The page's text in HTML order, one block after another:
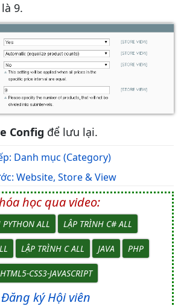
9.
Config để lưu lại.
Danh mục (Category)
Website, Store & View
học qua video:
ALL LẬP TRÌNH C# ALL
LẬP TRÌNH C ALL JAVA PHP
HTML5-CSS3-JAVASCRIPT
Đăng ký Hội viên